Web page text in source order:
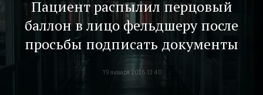
Пациент распылил перцовый
баллон в лицо фельдшеру после
просьбы подписать документы
19 января 2026 13:40